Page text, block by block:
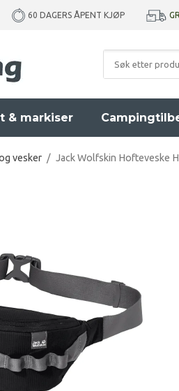
60 DAGERS ÅPENT KJØP
& markiser
vesker / Jack Wolfskin Hofteveske